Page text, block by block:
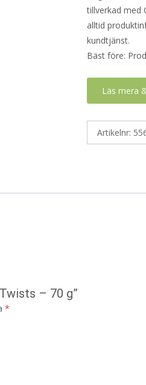
tillverkad med
alltid
kundtjänst.
Bäst före:
Läs mera
Artikelnr:
– 70 g”
*